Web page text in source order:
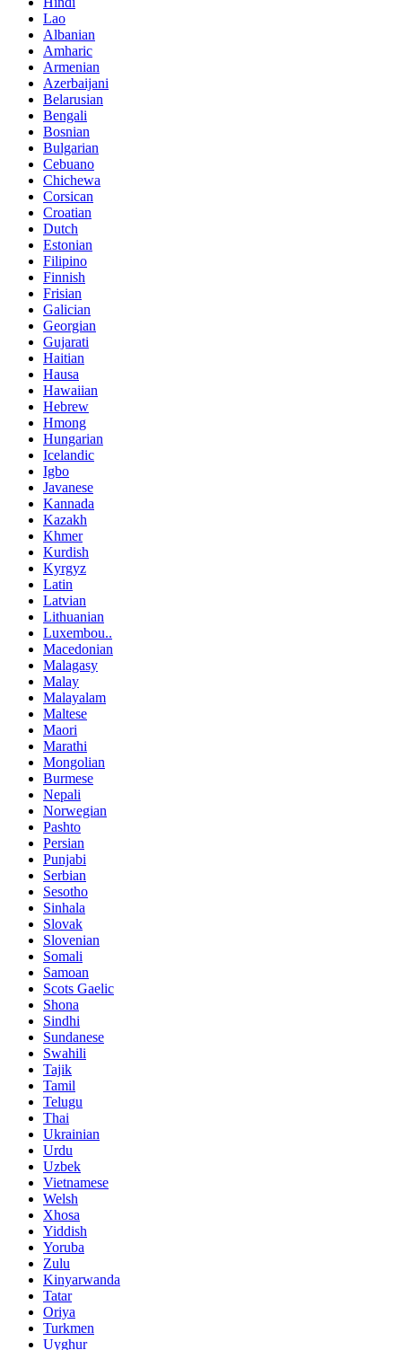
Lao
Albanian
Amharic
Armenian
Azerbaijani
Belarusian
Bengali
Bosnian
Bulgarian
Cebuano
Chichewa
Corsican
Croatian
Dutch
Estonian
Filipino
Finnish
Frisian
Galician
Georgian
Gujarati
Haitian
Hausa
Hawaiian
Hebrew
Hmong
Hungarian
Icelandic
Igbo
Javanese
Kannada
Kazakh
Khmer
Kurdish
Kyrgyz
Latin
Latvian
Lithuanian
Luxembou..
Macedonian
Malagasy
Malay
Malayalam
Maltese
Maori
Marathi
Mongolian
Burmese
Nepali
Norwegian
Pashto
Persian
Punjabi
Serbian
Sesotho
Sinhala
Slovak
Slovenian
Somali
Samoan
Scots Gaelic
Shona
Sindhi
Sundanese
Swahili
Tajik
Tamil
Telugu
Thai
Ukrainian
Urdu
Uzbek
Vietnamese
Welsh
Xhosa
Yiddish
Yoruba
Zulu
Kinyarwanda
Tatar
Oriya
Turkmen
Uyghur